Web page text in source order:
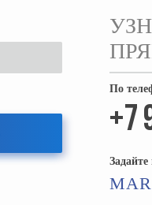
По
+7